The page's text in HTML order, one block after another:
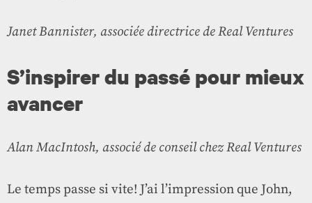
Janet Bannister, associée directrice de Real Ventures
S’inspirer du passé pour mieux
avancer
Alan MacIntosh, associé de conseil chez Real Ventures
Le temps passe si vite! J’ai l’impression que John,